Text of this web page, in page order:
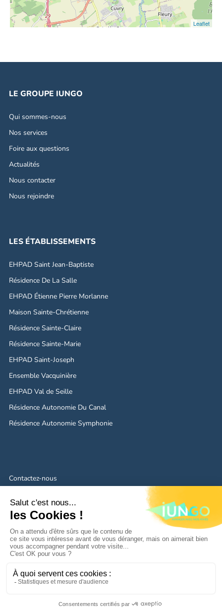
Leaflet
LE GROUPE IUNGO
Qui sommes-nous
Nos services
Foire aux questions
Actualités
Nous contacter
Nous rejoindre
LES ÉTABLISSEMENTS
EHPAD Saint Jean-Baptiste
Résidence De La Salle
EHPAD Étienne Pierre Morlanne
Maison Sainte-Chrétienne
Résidence Sainte-Claire
Résidence Sainte-Marie
EHPAD Saint-Joseph
Ensemble Vacquinière
EHPAD Val de Seille
Résidence Autonomie Du Canal
Résidence Autonomie Symphonie
Contactez-nous